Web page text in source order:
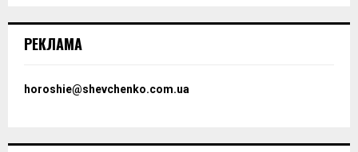
РЕКЛАМА
horoshie@shevchenko.com.ua